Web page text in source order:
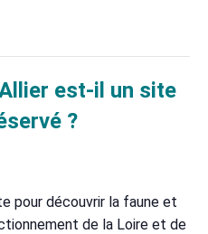
est-il un site
?
pour découvrir la faune et
de la Loire et de